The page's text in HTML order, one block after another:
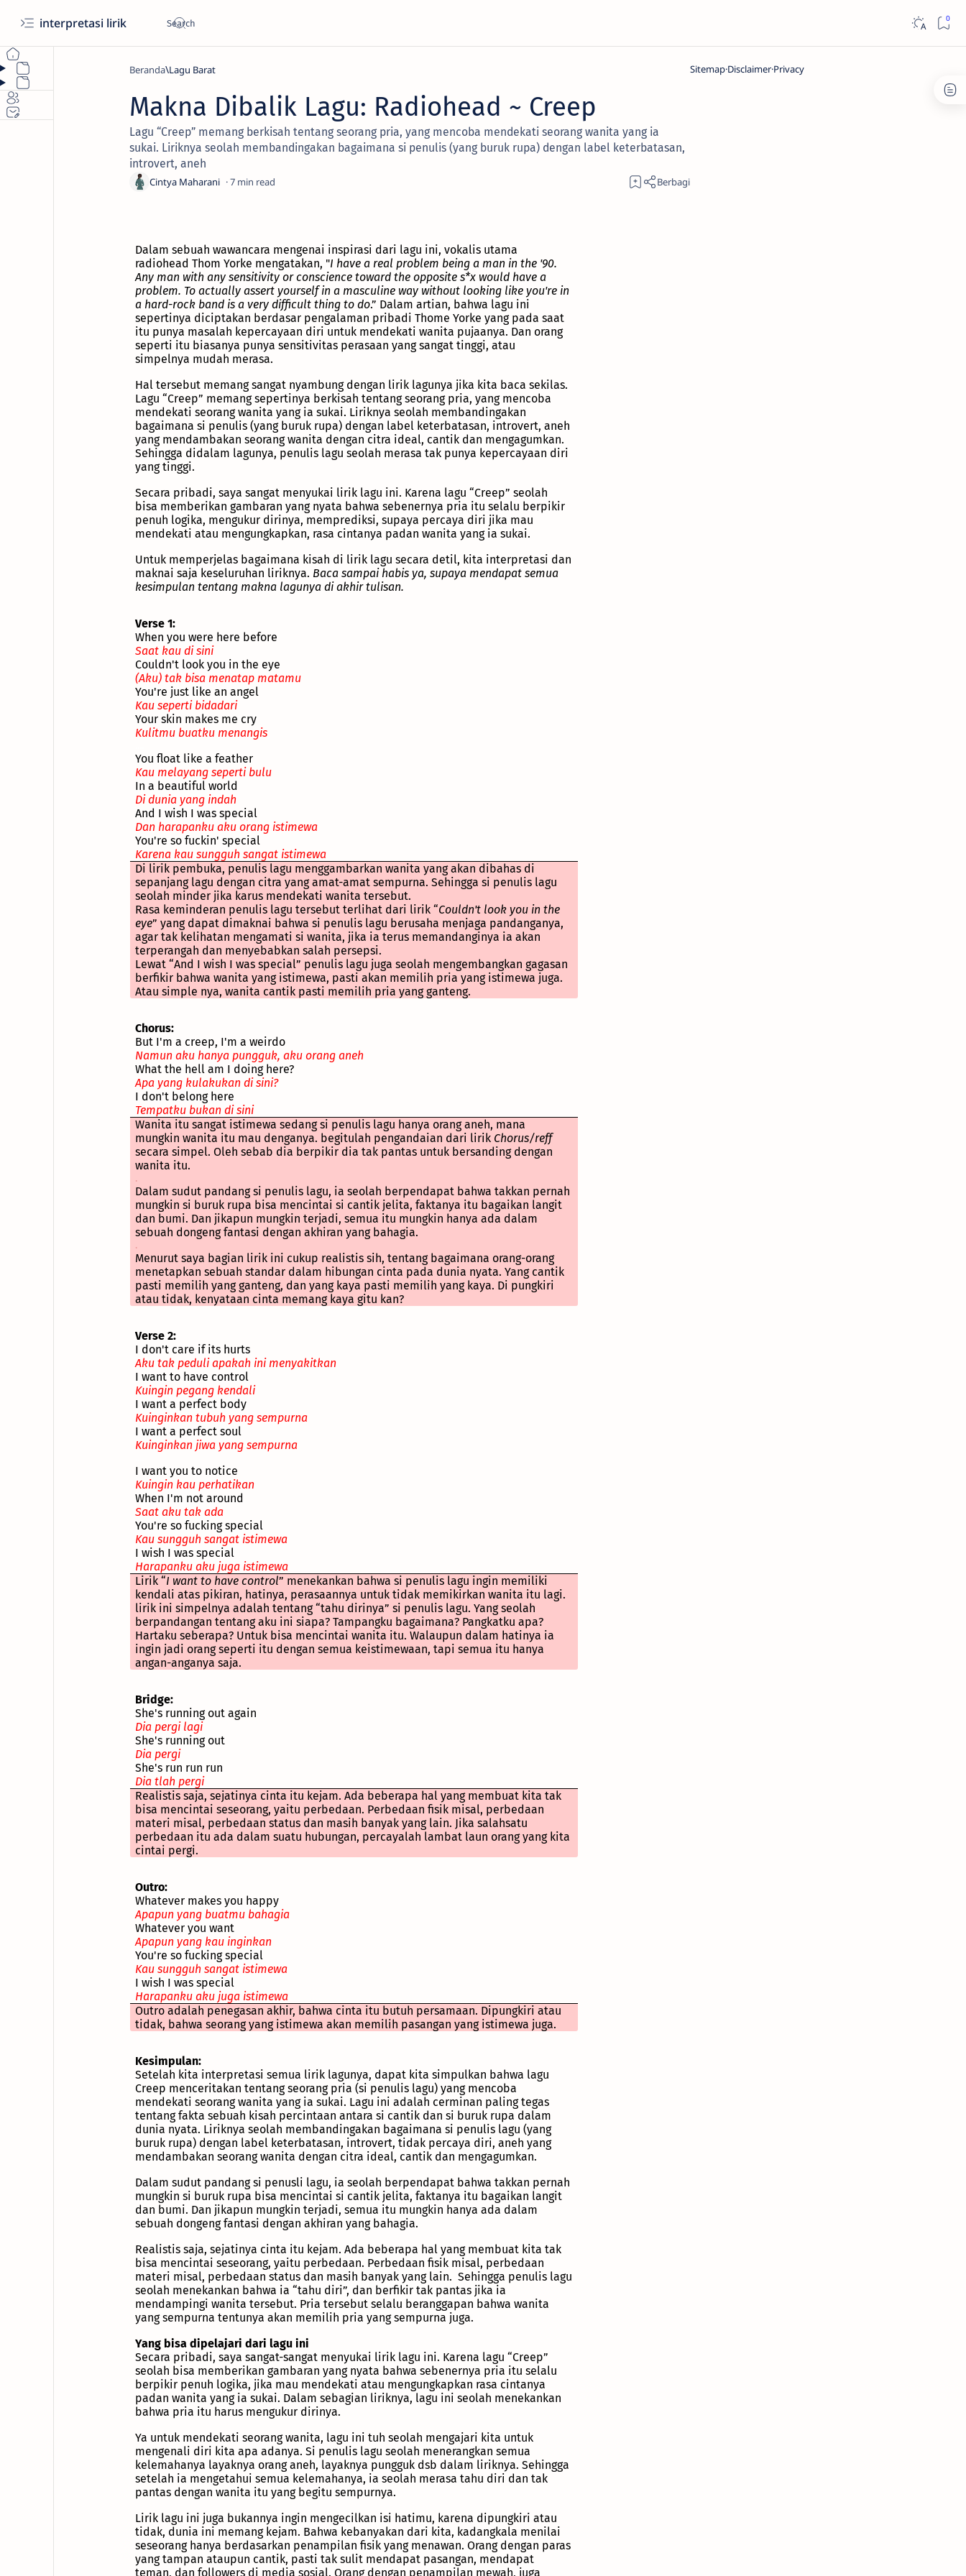
interpretasi lirik
Beranda Lagu Barat
Makna Dibalik Lagu: Radiohead ~ Creep
Lagu “Creep” memang berkisah tentang seorang pria, yang mencoba mendekati seorang wanita yang ia
sukai. Liriknya seolah membandingakan bagaimana si penulis (yang buruk rupa) dengan label keterbatasan,
introvert, aneh
7
Dalam sebuah wawancara mengenai inspirasi dari lagu ini, vokalis utama
radiohead Thom Yorke mengatakan, "I have a real problem being a man in the '90.
Any man with any sensitivity or conscience toward the opposite s*x would have a
problem. To actually assert yourself in a masculine way without looking like you're in
a hard-rock band is a very difficult thing to do.” Dalam artian, bahwa lagu ini
sepertinya diciptakan berdasar pengalaman pribadi Thome Yorke yang pada saat
itu punya masalah kepercayaan diri untuk mendekati wanita pujaanya. Dan orang
seperti itu biasanya punya sensitivitas perasaan yang sangat tinggi, atau
simpelnya mudah merasa.
Hal tersebut memang sangat nyambung dengan lirik lagunya jika kita baca sekilas.
Lagu “Creep” memang sepertinya berkisah tentang seorang pria, yang mencoba
mendekati seorang wanita yang ia sukai. Liriknya seolah membandingakan
bagaimana si penulis (yang buruk rupa) dengan label keterbatasan, introvert, aneh
yang mendambakan seorang wanita dengan citra ideal, cantik dan mengagumkan.
Sehingga didalam lagunya, penulis lagu seolah merasa tak punya kepercayaan diri
yang tinggi.
Secara pribadi, saya sangat menyukai lirik lagu ini. Karena lagu “Creep” seolah
bisa memberikan gambaran yang nyata bahwa sebenernya pria itu selalu berpikir
penuh logika, mengukur dirinya, memprediksi, supaya percaya diri jika mau
mendekati atau mengungkapkan, rasa cintanya padan wanita yang ia sukai.
Untuk memperjelas bagaimana kisah di lirik lagu secara detil, kita interpretasi dan
maknai saja keseluruhan liriknya. Baca sampai habis ya, supaya mendapat semua
kesimpulan tentang makna lagunya di akhir tulisan.
Verse 1:
When you were here before
Saat kau di sini
Couldn't look you in the eye
(Aku) tak bisa menatap matamu
You're just like an angel
Kau seperti bidadari
Your skin makes me cry
Kulitmu buatku menangis
You float like a feather
Kau melayang seperti bulu
In a beautiful world
Di dunia yang indah
And I wish I was special
Dan harapanku aku orang istimewa
You're so fuckin' special
Karena kau sungguh sangat istimewa
Di lirik pembuka, penulis lagu menggambarkan wanita yang akan dibahas di
sepanjang lagu dengan citra yang amat-amat sempurna. Sehingga si penulis lagu
seolah minder jika karus mendekati wanita tersebut.
Rasa keminderan penulis lagu tersebut terlihat dari lirik “Couldn't look you in the
eye” yang dapat dimaknai bahwa si penulis lagu berusaha menjaga pandanganya,
agar tak kelihatan mengamati si wanita, jika ia terus memandanginya ia akan
terperangah dan menyebabkan salah persepsi.
Lewat “And I wish I was special” penulis lagu juga seolah mengembangkan gagasan
berfikir bahwa wanita yang istimewa, pasti akan memilih pria yang istimewa juga.
Atau simple nya, wanita cantik pasti memilih pria yang ganteng.
Chorus:
But I'm a creep, I'm a weirdo
Namun aku hanya pungguk, aku orang aneh
What the hell am I doing here?
Apa yang kulakukan di sini?
I don't belong here
Tempatku bukan di sini
Wanita itu sangat istimewa sedang si penulis lagu hanya orang aneh, mana
mungkin wanita itu mau denganya. begitulah pengandaian dari lirik Chorus/reff
secara simpel. Oleh sebab dia berpikir dia tak pantas untuk bersanding dengan
wanita itu.
.
Dalam sudut pandang si penulis lagu, ia seolah berpendapat bahwa takkan pernah
mungkin si buruk rupa bisa mencintai si cantik jelita, faktanya itu bagaikan langit
dan bumi. Dan jikapun mungkin terjadi, semua itu mungkin hanya ada dalam
sebuah dongeng fantasi dengan akhiran yang bahagia.
.
Menurut saya bagian lirik ini cukup realistis sih, tentang bagaimana orang-orang
menetapkan sebuah standar dalam hibungan cinta pada dunia nyata. Yang cantik
pasti memilih yang ganteng, dan yang kaya pasti memilih yang kaya. Di pungkiri
atau tidak, kenyataan cinta memang kaya gitu kan?
Verse 2:
I don't care if its hurts
Aku tak peduli apakah ini menyakitkan
I want to have control
Kuingin pegang kendali
I want a perfect body
Kuinginkan tubuh yang sempurna
I want a perfect soul
Kuinginkan jiwa yang sempurna
I want you to notice
Kuingin kau perhatikan
When I'm not around
Saat aku tak ada
You're so fucking special
Kau sungguh sangat istimewa
I wish I was special
Harapanku aku juga istimewa
Lirik “I want to have control” menekankan bahwa si penulis lagu ingin memiliki
kendali atas pikiran, hatinya, perasaannya untuk tidak memikirkan wanita itu lagi.
lirik ini simpelnya adalah tentang “tahu dirinya” si penulis lagu. Yang seolah
berpandangan tentang aku ini siapa? Tampangku bagaimana? Pangkatku apa?
Hartaku seberapa? Untuk bisa mencintai wanita itu. Walaupun dalam hatinya ia
ingin jadi orang seperti itu dengan semua keistimewaan, tapi semua itu hanya
angan-anganya saja.
Bridge:
She's running out again
Dia pergi lagi
She's running out
Dia pergi
She's run run run
Dia tlah pergi
Realistis saja, sejatinya cinta itu kejam. Ada beberapa hal yang membuat kita tak
bisa mencintai seseorang, yaitu perbedaan. Perbedaan fisik misal, perbedaan
materi misal, perbedaan status dan masih banyak yang lain. Jika salahsatu
perbedaan itu ada dalam suatu hubungan, percayalah lambat laun orang yang kita
cintai pergi.
Outro:
Whatever makes you happy
Apapun yang buatmu bahagia
Whatever you want
Apapun yang kau inginkan
You're so fucking special
Kau sungguh sangat istimewa
I wish I was special
Harapanku aku juga istimewa
Outro adalah penegasan akhir, bahwa cinta itu butuh persamaan. Dipungkiri atau
tidak, bahwa seorang yang istimewa akan memilih pasangan yang istimewa juga.
Kesimpulan:
Setelah kita interpretasi semua lirik lagunya, dapat kita simpulkan bahwa lagu
Creep menceritakan tentang seorang pria (si penulis lagu) yang mencoba
mendekati seorang wanita yang ia sukai. Lagu ini adalah cerminan paling tegas
tentang fakta sebuah kisah percintaan antara si cantik dan si buruk rupa dalam
dunia nyata. Liriknya seolah membandingakan bagaimana si penulis lagu (yang
buruk rupa) dengan label keterbatasan, introvert, tidak percaya diri, aneh yang
mendambakan seorang wanita dengan citra ideal, cantik dan mengagumkan.
Dalam sudut pandang si penusli lagu, ia seolah berpendapat bahwa takkan pernah
mungkin si buruk rupa bisa mencintai si cantik jelita, faktanya itu bagaikan langit
dan bumi. Dan jikapun mungkin terjadi, semua itu mungkin hanya ada dalam
sebuah dongeng fantasi dengan akhiran yang bahagia.
Realistis saja, sejatinya cinta itu kejam. Ada beberapa hal yang membuat kita tak
bisa mencintai seseorang, yaitu perbedaan. Perbedaan fisik misal, perbedaan
materi misal, perbedaan status dan masih banyak yang lain. Sehingga penulis lagu
seolah menekankan bahwa ia “tahu diri”, dan berfikir tak pantas jika ia
mendampingi wanita tersebut. Pria tersebut selalu beranggapan bahwa wanita
yang sempurna tentunya akan memilih pria yang sempurna juga.
Yang bisa dipelajari dari lagu ini
Secara pribadi, saya sangat-sangat menyukai lirik lagu ini. Karena lagu “Creep”
seolah bisa memberikan gambaran yang nyata bahwa sebenernya pria itu selalu
berpikir penuh logika, jika mau mendekati atau mengungkapkan rasa cintanya
padan wanita yang ia sukai. Dalam sebagian liriknya, lagu ini seolah menekankan
bahwa pria itu harus mengukur dirinya.
Ya untuk mendekati seorang wanita, lagu ini tuh seolah mengajari kita untuk
mengenali diri kita apa adanya. Si penulis lagu seolah menerangkan semua
kelemahanya layaknya orang aneh, layaknya pungguk dsb dalam liriknya. Sehingga
setelah ia mengetahui semua kelemahanya, ia seolah merasa tahu diri dan tak
pantas dengan wanita itu yang begitu sempurnya.
Lirik lagu ini juga bukannya ingin mengecilkan isi hatimu, karena dipungkiri atau
tidak, dunia ini memang kejam. Bahwa kebanyakan dari kita, kadangkala menilai
seseorang hanya berdasarkan penampilan fisik yang menawan. Orang dengan paras
yang tampan ataupun cantik, pasti tak sulit mendapat pasangan, mendapat
teman, dan followers di media sosial. Orang dengan penampilan mewah, juga
SitemapDisclaimerPrivacy